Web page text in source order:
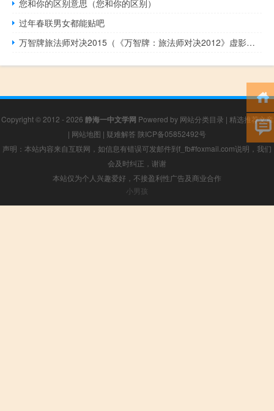
您和你的区别意思（您和你的区别）
过年春联男女都能贴吧
万智牌旅法师对决2015（《万智牌：旅法师对决2012》虚影之王图文攻略）
Copyright © 2012 - 2026 静海一中文学网 Powered by 网站分类目录 | 精选推荐文章
| 网站地图 | 疑难解答 陕ICP备05852492号
声明：本站内容来自互联网，如信息有错误可发邮件到f_fb#foxmail.com说明，我们
会及时纠正，谢谢
本站仅为个人兴趣爱好，不接盈利性广告及商业合作
小男孩